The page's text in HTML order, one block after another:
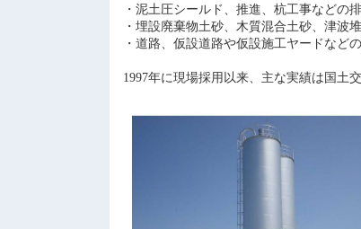
・泥土圧シールド、推進、杭工事などの
・埋設廃棄物土砂、木質混合土砂、津波
・道路、仮設道路や仮設施工ヤードなど
1997年に現場採用以来、主な実績は国土